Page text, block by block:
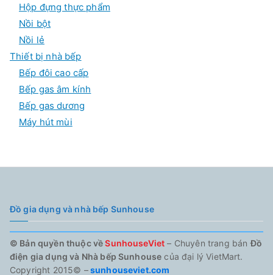
Hộp đựng thực phẩm
Nồi bột
Nồi lẻ
Thiết bị nhà bếp
Bếp đôi cao cấp
Bếp gas âm kính
Bếp gas dương
Máy hút mùi
Đồ gia dụng và nhà bếp Sunhouse
© Bản quyền thuộc vềSunhouseViet – Chuyên trang bánĐồ
điện gia dụng và Nhà bếp Sunhouse của đại lý VietMart.
Copyright 2015© –sunhouseviet.com